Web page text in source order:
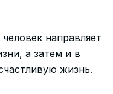
направляет
а затем и в
жизнь.